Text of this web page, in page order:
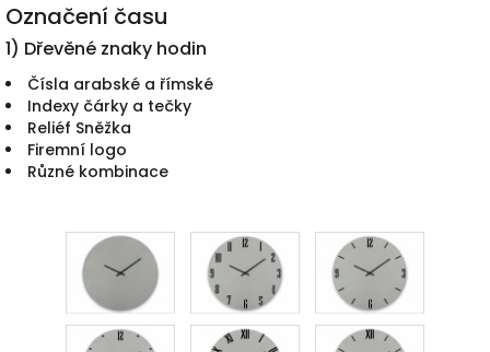
Označení času
1) Dřevěné znaky hodin
Čísla arabské a římské
Indexy čárky a tečky
Reliéf Sněžka
Firemní logo
Různé kombinace